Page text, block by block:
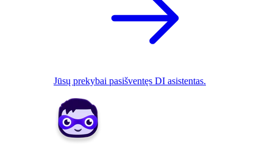
Jūsų prekybai pasišventęs DI asistentas.